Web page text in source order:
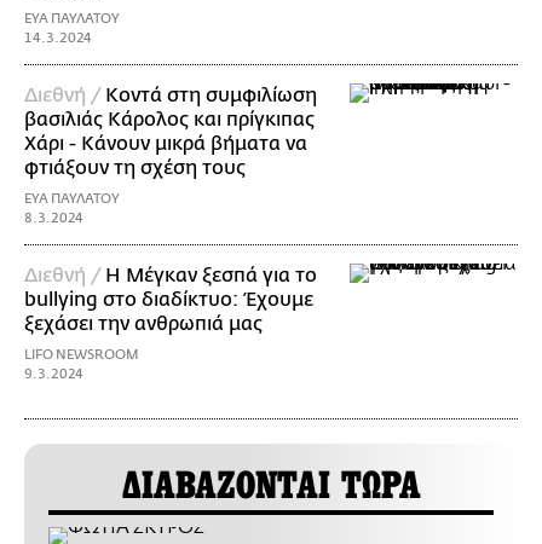
ΕΥΑ ΠΑΥΛΑΤΟΥ
14.3.2024
Διεθνή / Κοντά στη συμφιλίωση
βασιλιάς Κάρολος και πρίγκιπας
Χάρι - Κάνουν μικρά βήματα να
φτιάξουν τη σχέση τους
ΕΥΑ ΠΑΥΛΑΤΟΥ
8.3.2024
Διεθνή / Η Μέγκαν ξεσπά για το
bullying στο διαδίκτυο: Έχουμε
ξεχάσει την ανθρωπιά μας
LIFO NEWSROOM
9.3.2024
ΔΙΑΒΑΖΟΝΤΑΙ ΤΩΡΑ